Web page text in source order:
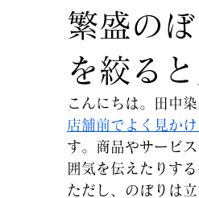
繁盛の
を絞る
こんにちは。田中染
店舗前でよく見か
す。商品やサービ
囲気を伝えたりす
ただし、のぼりは